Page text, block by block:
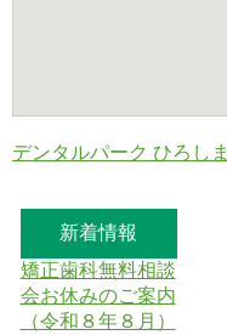
デンタルパーク ひろしま
新着情報
矯正歯科無料相談
会お休みのご案内
（令和８年８月）